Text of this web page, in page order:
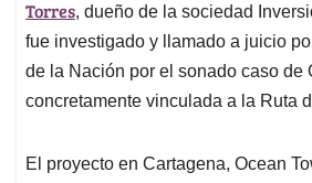
Torres, dueño de la sociedad
fue investigado y llamado a juicio
de la Nación por el sonado caso de
concretamente vinculada a la Ruta
El proyecto en Cartagena, Ocean